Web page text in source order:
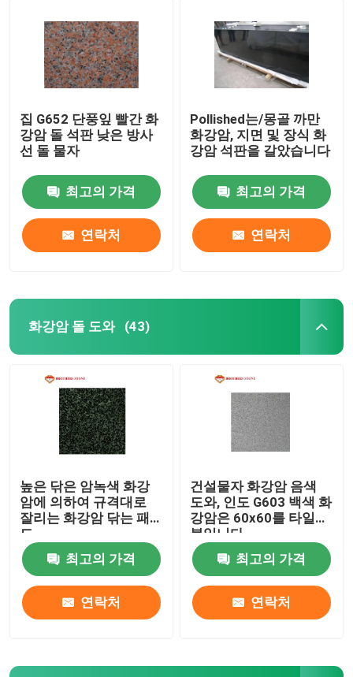
자연적인 돌 벽난로
유리제 모자이크 타일
자연적인 돌 란
집 G652 단풍잎 빨간 화
강암 돌 석판 낮은 방사
선 돌 물자
최고의 가격
연락처
Pollished는/몽골 까만
화강암, 지면 및 장식 화
강암 석판을 갈았습니다
최고의 가격
연락처
화강암 돌 도와 (43)
높은 닦은 암녹색 화강
암에 의하여 규격대로
잘리는 화강암 닦는 패
드
최고의 가격
연락처
건설물자 화강암 음색
도와, 인도 G603 백색 화
강암은 60x60를 타일을
붙입니다
최고의 가격
연락처